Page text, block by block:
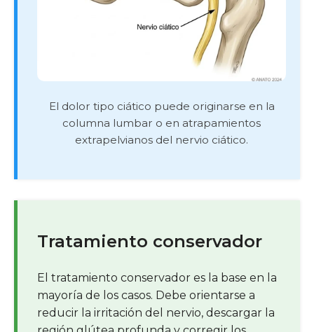
El dolor tipo ciático puede originarse en la
columna lumbar o en atrapamientos
extrapelvianos del nervio ciático.
Tratamiento conservador
El tratamiento conservador es la base en la
mayoría de los casos. Debe orientarse a
reducir la irritación del nervio, descargar la